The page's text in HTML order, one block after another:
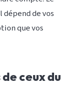
dépend de vos
que vos
ceux du